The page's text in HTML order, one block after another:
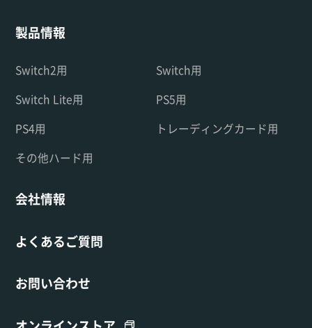
製品情報
Switch2用
Switch用
Switch Lite用
PS5用
PS4用
トレーディングカード用
その他ハード用
会社情報
よくあるご質問
お問い合わせ